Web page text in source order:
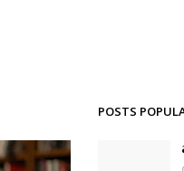
POSTS